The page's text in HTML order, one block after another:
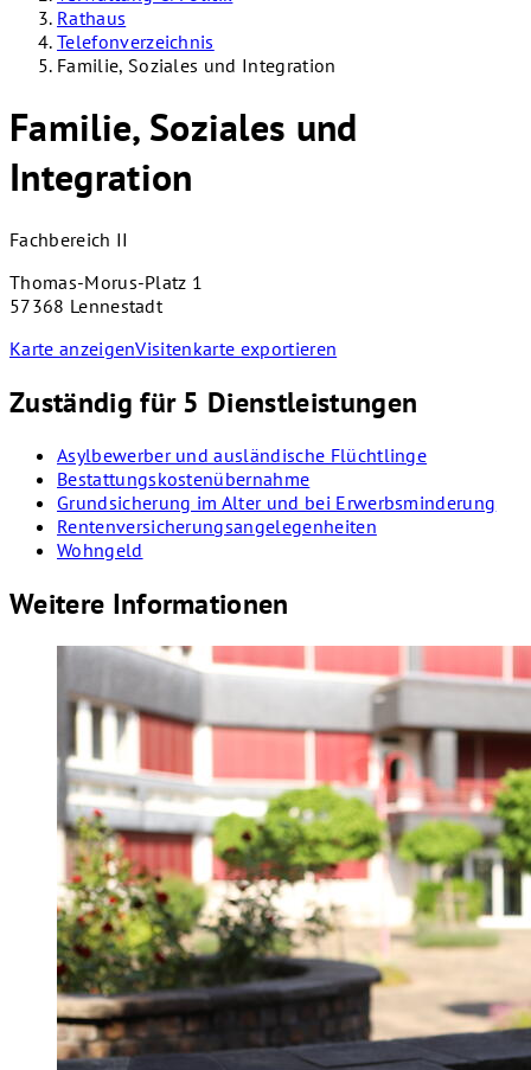
Rathaus
Telefonverzeichnis
Familie, Soziales und Integration
Familie, Soziales und
Integration
Fachbereich II
Thomas-Morus-Platz 1
57368 Lennestadt
Karte anzeigenVisitenkarte exportieren
Zuständig für 5 Dienstleistungen
Asylbewerber und ausländische Flüchtlinge
Bestattungskostenübernahme
Grundsicherung im Alter und bei Erwerbsminderung
Rentenversicherungsangelegenheiten
Wohngeld
Weitere Informationen